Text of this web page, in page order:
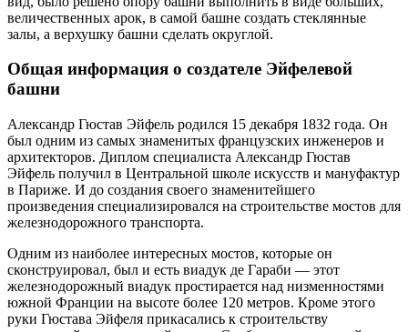
величественных арок, в самой башне создать стеклянные
залы, а верхушку башни сделать округлой.
Общая информация о создателе Эйфелевой
башни
Александр Гюстав Эйфель родился 15 декабря 1832 года. Он
был одним из самых знаменитых французских инженеров и
архитекторов. Диплом специалиста Александр Гюстав
Эйфель получил в Центральной школе искусств и мануфактур
в Париже. И до создания своего знаменитейшего
произведения специализировался на строительстве мостов для
железнодорожного транспорта.
Одним из наиболее интересных мостов, которые он
сконструировал, был и есть виадук де Гараби — этот
железнодорожный виадук простирается над низменностями
южной Франции на высоте более 120 метров. Кроме этого
руки Гюстава Эйфеля прикасались к строительству